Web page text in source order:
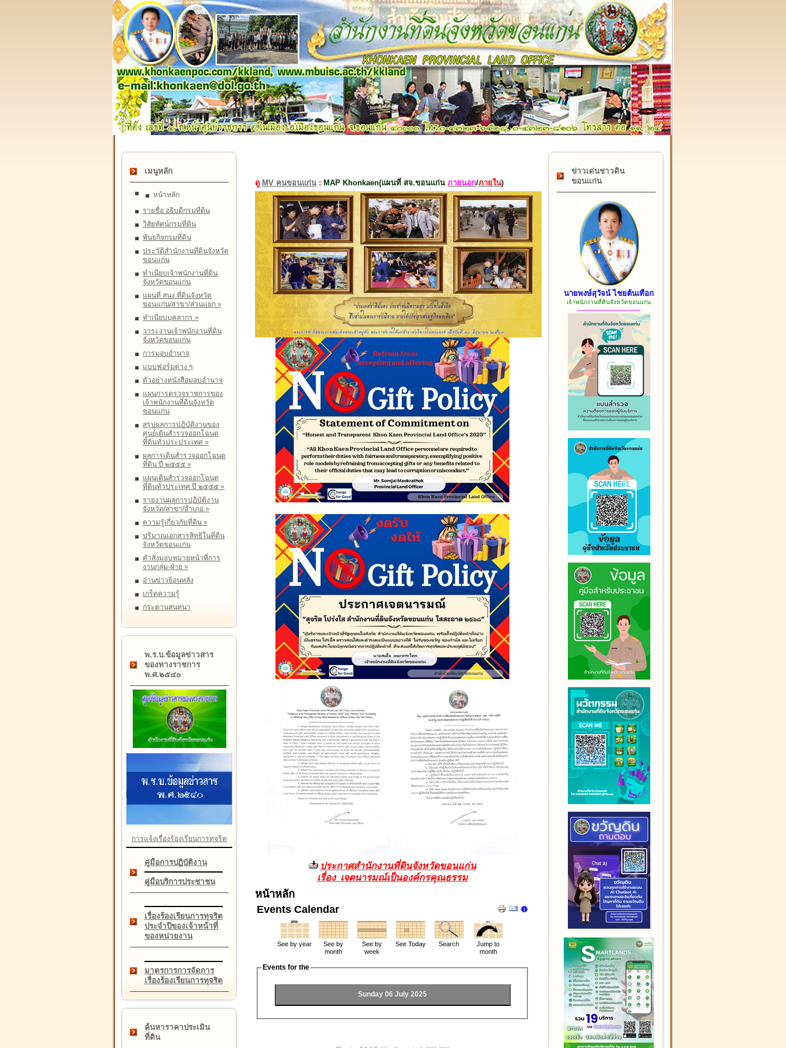
เมนูหลัก
หน้าหลัก
รายชื่อ อธิบดีกรมที่ดิน
วิสัยทัศน์กรมที่ดิน
พันธกิจกรมที่ดิน
ประวัติสำนักงานที่ดินจังหวัด
ขอนแก่น
ทำเนียบเจ้าพนักงานที่ดิน
จังหวัดขอนแก่น
แผนที่ สนง.ที่ดินจังหวัด
ขอนแก่น/สาขา/ส่วนแยก »
ทำเนียบบุคลากร »
วาระงานเจ้าพนักงานที่ดิน
จังหวัดขอนแก่น
การมอบอำนาจ
แบบฟอร์มต่าง ๆ
ตัวอย่างหนังสือมอบอำนาจ
แผนการตรวจราชการของ
เจ้าพนักงานที่ดินจังหวัด
ขอนแก่น
สรุปผลการปฏิบัติงานของ
ศูนย์เดินสำรวจออกโฉนด
ที่ดินทั่วประประเทศ »
ผลการเดินสำรวจออกโฉนด
ที่ดิน ปี ๒๕๕๕ »
แผนเดินสำรวจออกโฉนด
ที่ดินทั่วประเทศ ปี ๒๕๕๕ »
รายงานผลการปฏิบัติงาน
จังหวัด/สาขา/อำเภอ »
ความรู้เกี่ยวกับที่ดิน »
ปริมาณเอกสารสิทธิในที่ดิน
จังหวัดขอนแก่น
คำสั่งมอบหมายหน้าที่การ
งานกลุ่ม-ฝ่าย »
อ่านข่าวย้อนหลัง
เกร็ดความรู้
กระดานสนทนา
พ.ร.บ.ข้อมูลข่าวสาร
ของทางราชการ
พ.ศ.๒๕๔๐
การแจ้งเรื่องร้องเรียนการทุจริต
คู่มือการปฏิบัติงาน
คู่มือบริการประชาชน
เรื่องร้องเรียนการทุจริต
ประจำปีของเจ้าหน้าที่
ของหน่วยงาน
มาตรการการจัดการ
เรื่องร้องเรียนการทุจริต
ค้นหาราคาประเมิน
ที่ดิน
๑๗ กุมภาพันธ์ "วันคล้ายวันสถาปนากรมที่ดิน" ครบรอบ ๑๒๒
ดู MV คนขอนแก่น : MAP Khonkaen(แผนที่ สจ.ขอนแก่น ภายนอก/ภายใน)
ประกาศสำนักงานที่ดินจังหวัดขอนแก่น
เรื่อง เจตนารมณ์เป็นองค์กรคุณธรรม
หน้าหลัก
Events Calendar
See by year
See by
month
See by
week
See Today Search
Jump to
month
Events for the
Sunday 06 July 2025
ข่าวเด่นชาวดิน
ขอนแก่น
นายพงษ์สุวัจน์ ไชยต้นเทือก
เจ้าพนักงานที่ดินจังหวัดขอนแก่น
------------------------------------